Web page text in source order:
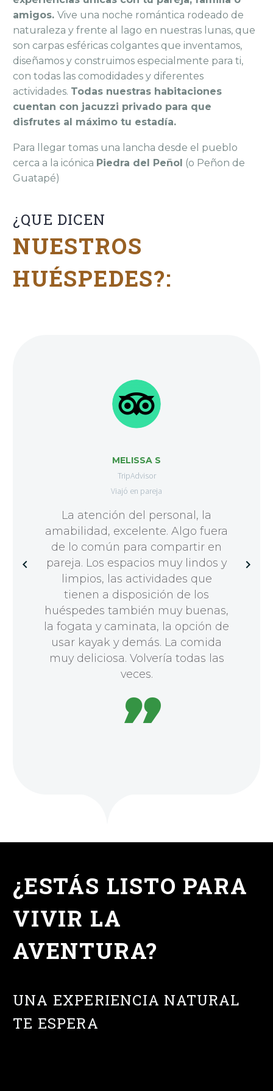
amigos. Vive una noche romántica rodeado de
naturaleza y frente al lago en nuestras lunas, que
son carpas esféricas colgantes que inventamos,
diseñamos y construimos especialmente para ti,
con todas las comodidades y diferentes
actividades. Todas nuestras habitaciones
cuentan con jacuzzi privado para que
disfrutes al máximo tu estadía.
Para llegar tomas una lancha desde el pueblo
cerca a la icónica Piedra del Peñol (o Peñon de
Guatapé)
¿QUE DICEN
NUESTROS
HUÉSPEDES?:
MELISSA S
TripAdvisor
Viajó en pareja
La atención del personal, la
amabilidad, excelente. Algo fuera
de lo común para compartir en
pareja. Los espacios muy lindos y
limpios, las actividades que
tienen a disposición de los
huéspedes también muy buenas,
la fogata y caminata, la opción de
usar kayak y demás. La comida
muy deliciosa. Volvería todas las
veces.

¿ESTÁS LISTO PARA
VIVIR LA
AVENTURA?
UNA EXPERIENCIA NATURAL
TE ESPERA